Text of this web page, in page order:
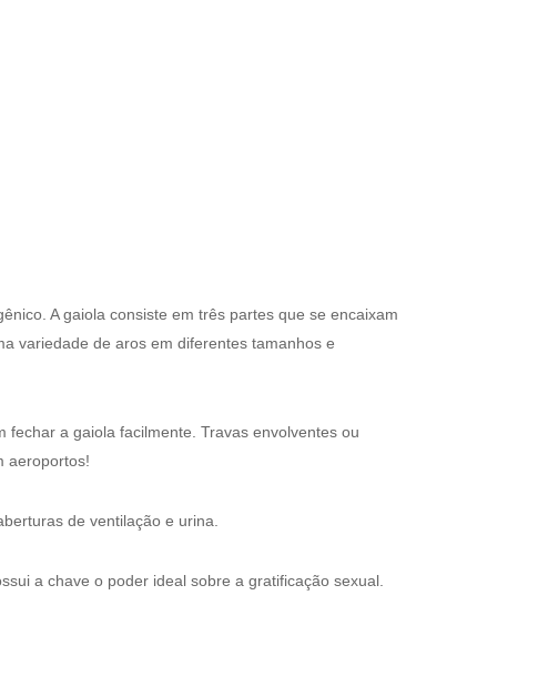
A gaiola consiste em três partes que se encaixam
variedade de aros em diferentes tamanhos e
a gaiola facilmente. Travas envolventes ou
aeroportos!
de ventilação e urina.
a chave o poder ideal sobre a gratificação sexual.